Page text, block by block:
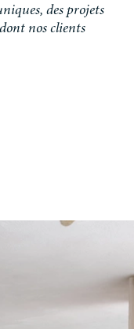
des projets
nos clients